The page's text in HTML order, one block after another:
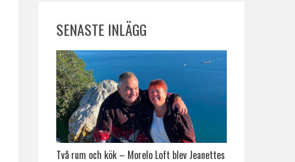
SENASTE INLÄGG
Två rum och kök – Morelo Loft blev Jeanettes